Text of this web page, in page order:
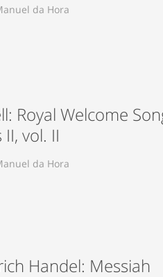
da Hora
Royal Welcome
vol. II
da Hora
Handel: Messiah